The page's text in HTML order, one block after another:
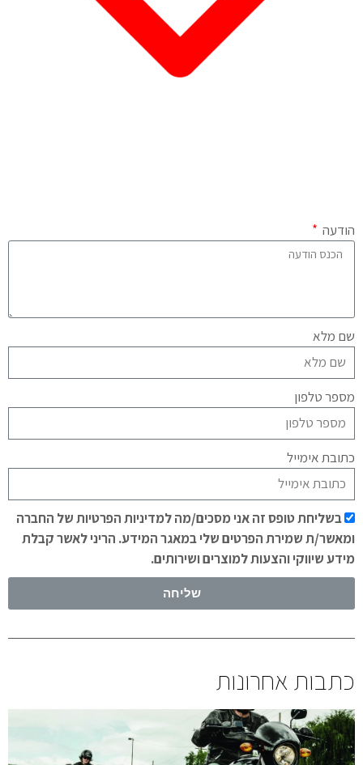
הודעה
שם מלא
מספר טלפון
כתובת אימייל
בשליחת טופס זה אני מסכים/מה למדיניות הפרטיות של החברה
ומאשר/ת שמירת הפרטים שלי במאגר המידע. הריני לאשר קבלת
מידע שיווקי והצעות למוצרים ושירותים.
שליחה
כתבות אחרונות